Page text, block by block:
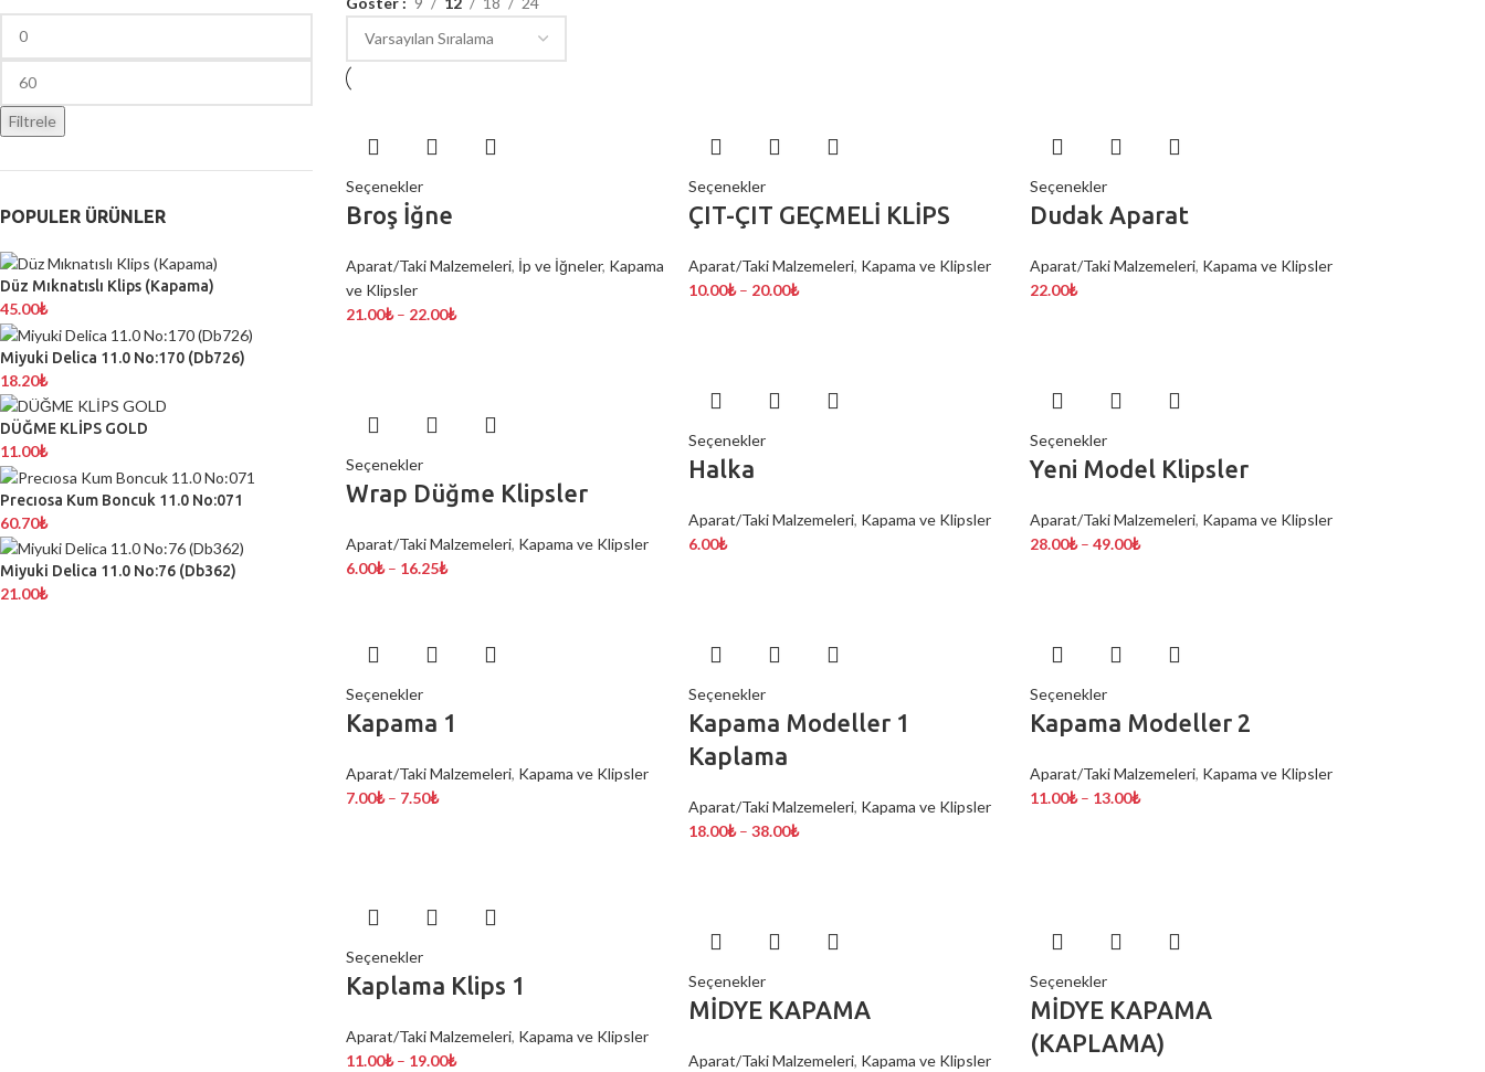
Filtrele
POPULER ÜRÜNLER
Düz Mıknatıslı Klips (Kapama)
45.00₺
Miyuki Delica 11.0 No:170 (Db726)
18.20₺
DÜĞME KLİPS GOLD
11.00₺
Precıosa Kum Boncuk 11.0 No:071
60.70₺
Miyuki Delica 11.0 No:76 (Db362)
21.00₺
Seçenekler
Broş İğne
Aparat/Taki Malzemeleri, İp ve İğneler, Kapama
ve Klipsler
21.00₺ – 22.00₺
Seçenekler
ÇIT-ÇIT GEÇMELİ KLİPS
Aparat/Taki Malzemeleri, Kapama ve Klipsler
10.00₺ – 20.00₺
Seçenekler
Dudak Aparat
Aparat/Taki Malzemeleri, Kapama ve Klipsler
22.00₺
Seçenekler
Wrap Düğme Klipsler
Aparat/Taki Malzemeleri, Kapama ve Klipsler
6.00₺ – 16.25₺
Seçenekler
Halka
Aparat/Taki Malzemeleri, Kapama ve Klipsler
6.00₺
Seçenekler
Yeni Model Klipsler
Aparat/Taki Malzemeleri, Kapama ve Klipsler
28.00₺ –49.00₺
Seçenekler
Kapama 1
Aparat/Taki Malzemeleri, Kapama ve Klipsler
7.00₺ – 7.50₺
Seçenekler
Kapama Modeller 1
Kaplama
Aparat/Taki Malzemeleri, Kapama ve Klipsler
18.00₺ – 38.00₺
Seçenekler
Kapama Modeller 2
Aparat/Taki Malzemeleri, Kapama ve Klipsler
11.00₺ – 13.00₺
Seçenekler
Kaplama Klips 1
Aparat/Taki Malzemeleri, Kapama ve Klipsler
11.00₺ – 19.00₺
Seçenekler
MİDYE KAPAMA
Aparat/Taki Malzemeleri, Kapama ve Klipsler
Seçenekler
MİDYE KAPAMA
(KAPLAMA)